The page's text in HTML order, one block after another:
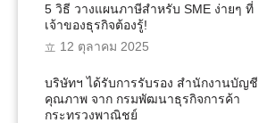
5 วิธี วางแผนภาษีสำหรับ SME ง่ายๆ ที่
เจ้าของธุรกิจต้องรู้!
12 ตุลาคม 2025
บริษัทฯ ได้รับการรับรอง สำนักงานบัญชี
คุณภาพ จาก กรมพัฒนาธุรกิจการค้า
กระทรวงพาณิชย์